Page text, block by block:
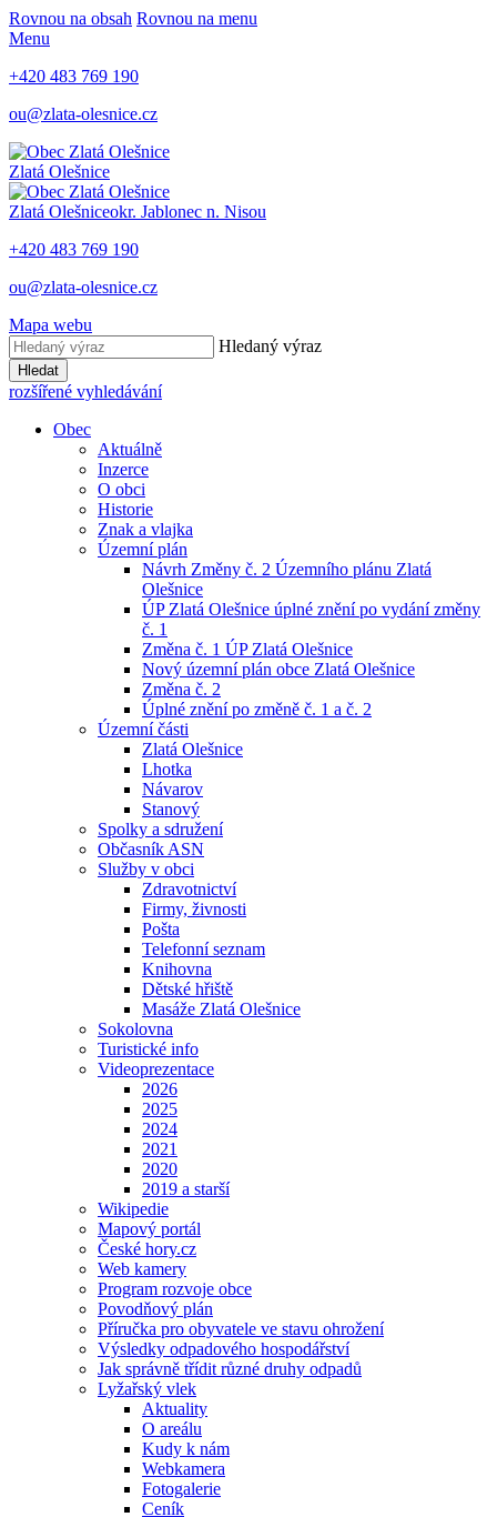
Rovnou na obsah Rovnou na menu
Menu
+420 483 769 190
ou@zlata-olesnice.cz
Zlatá Olešnice
Zlatá Olešniceokr. Jablonec n. Nisou
+420 483 769 190
ou@zlata-olesnice.cz
Mapa webu
Hledaný výraz
Hledat
rozšířené vyhledávání
Obec
Aktuálně
Inzerce
O obci
Historie
Znak a vlajka
Územní plán
Návrh Změny č. 2 Územního plánu Zlatá
Olešnice
ÚP Zlatá Olešnice úplné znění po vydání změny
č. 1
Změna č. 1 ÚP Zlatá Olešnice
Nový územní plán obce Zlatá Olešnice
Změna č. 2
Úplné znění po změně č. 1 a č. 2
Územní části
Zlatá Olešnice
Lhotka
Návarov
Stanový
Spolky a sdružení
Občasník ASN
Služby v obci
Zdravotnictví
Firmy, živnosti
Pošta
Telefonní seznam
Knihovna
Dětské hřiště
Masáže Zlatá Olešnice
Sokolovna
Turistické info
Videoprezentace
2026
2025
2024
2021
2020
2019 a starší
Wikipedie
Mapový portál
České hory.cz
Web kamery
Program rozvoje obce
Povodňový plán
Příručka pro obyvatele ve stavu ohrožení
Výsledky odpadového hospodářství
Jak správně třídit různé druhy odpadů
Lyžařský vlek
Aktuality
O areálu
Kudy k nám
Webkamera
Fotogalerie
Ceník